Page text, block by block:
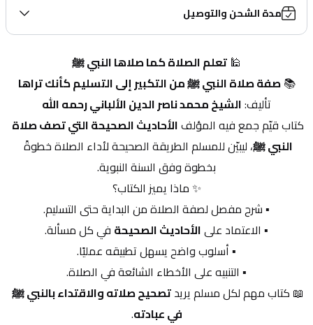
مدة الشحن والتوصيل
🕌 تعلم الصلاة كما صلاها النبي ﷺ
📚 صفة صلاة النبي ﷺ من التكبير إلى التسليم كأنك تراها
تأليف: الشيخ محمد ناصر الدين الألباني رحمه الله
كتاب قيّم جمع فيه المؤلف
النبي ﷺ
بخطوة وفق السنة النبوية.
✨ ماذا يميز الكتاب؟
▪️ شرح مفصل لصفة الصلاة من البداية حتى التسليم.
▪️ الاعتماد على الأحاديث الصحيحة في كل مسألة.
▪️ أسلوب واضح يسهل تطبيقه عمليًا.
▪️ التنبيه على الأخطاء الشائعة في الصلاة.
📖 كتاب مهم لكل مسلم يريد
في عبادته.